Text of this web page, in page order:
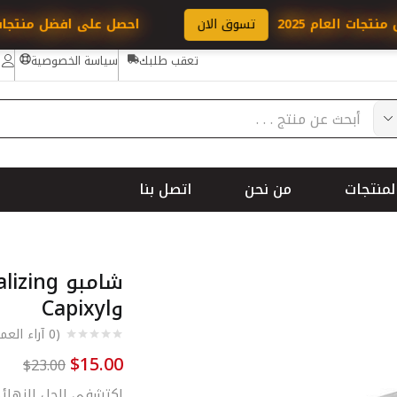
تسوق الان احصل على افضل منتجات العام 2025
تعقب طلبك سياسة الخصوصية
من نحن اتصل بنا
وCapixyl
(
0آراء
$15.00
$23.00